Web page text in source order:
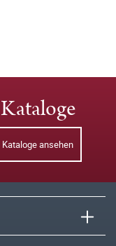
Kataloge
Kataloge ansehen